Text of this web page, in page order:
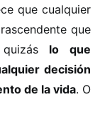
que cualquier
que
lo que
decisión
de la vida. O